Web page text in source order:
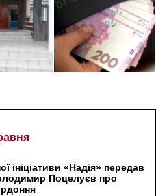
ініціативи «Надія» передав
Поцелуєв про